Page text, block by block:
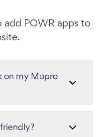
POWR apps to
on my Mopro